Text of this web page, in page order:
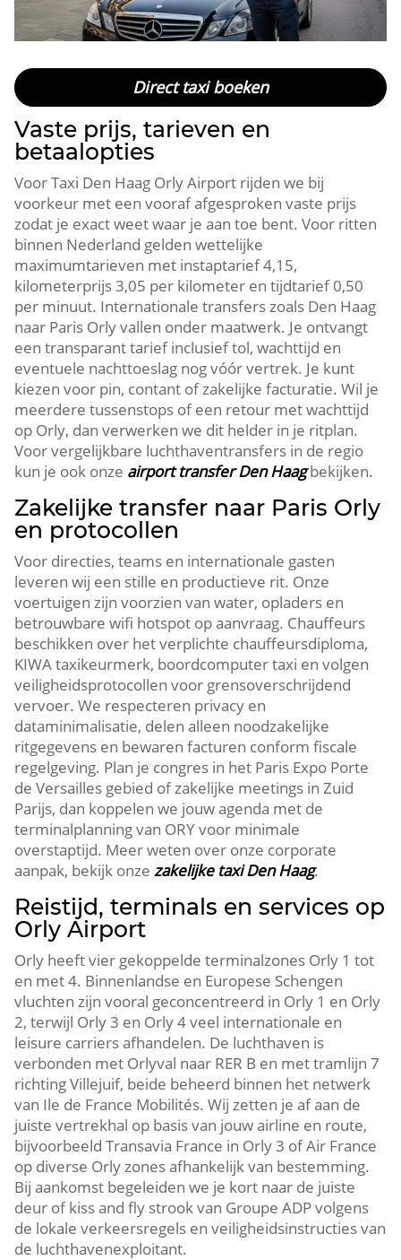
Direct taxi boeken
Vaste prijs, tarieven en
betaalopties
Voor Taxi Den Haag Orly Airport rijden we bij
voorkeur met een vooraf afgesproken vaste prijs
zodat je exact weet waar je aan toe bent. Voor ritten
binnen Nederland gelden wettelijke
maximumtarieven met instaptarief 4,15,
kilometerprijs 3,05 per kilometer en tijdtarief 0,50
per minuut. Internationale transfers zoals Den Haag
naar Paris Orly vallen onder maatwerk. Je ontvangt
een transparant tarief inclusief tol, wachttijd en
eventuele nachttoeslag nog vóór vertrek. Je kunt
kiezen voor pin, contant of zakelijke facturatie. Wil je
meerdere tussenstops of een retour met wachttijd
op Orly, dan verwerken we dit helder in je ritplan.
Voor vergelijkbare luchthaventransfers in de regio
kun je ook onze airport transfer Den Haagbekijken.
Zakelijke transfer naar Paris Orly
en protocollen
Voor directies, teams en internationale gasten
leveren wij een stille en productieve rit. Onze
voertuigen zijn voorzien van water, opladers en
betrouwbare wifi hotspot op aanvraag. Chauffeurs
beschikken over het verplichte chauffeursdiploma,
KIWA taxikeurmerk, boordcomputer taxi en volgen
veiligheidsprotocollen voor grensoverschrijdend
vervoer. We respecteren privacy en
dataminimalisatie, delen alleen noodzakelijke
ritgegevens en bewaren facturen conform fiscale
regelgeving. Plan je congres in het Paris Expo Porte
de Versailles gebied of zakelijke meetings in Zuid
Parijs, dan koppelen we jouw agenda met de
terminalplanning van ORY voor minimale
overstaptijd. Meer weten over onze corporate
aanpak, bekijk onzezakelijke taxi Den Haag.
Reistijd, terminals en services op
Orly Airport
Orly heeft vier gekoppelde terminalzones Orly 1 tot
en met 4. Binnenlandse en Europese Schengen
vluchten zijn vooral geconcentreerd in Orly 1 en Orly
2, terwijl Orly 3 en Orly 4 veel internationale en
leisure carriers afhandelen. De luchthaven is
verbonden met Orlyval naar RER B en met tramlijn 7
richting Villejuif, beide beheerd binnen het netwerk
van Ile de France Mobilités. Wij zetten je af aan de
juiste vertrekhal op basis van jouw airline en route,
bijvoorbeeld Transavia France in Orly 3 of Air France
op diverse Orly zones afhankelijk van bestemming.
Bij aankomst begeleiden we je kort naar de juiste
deur of kiss and fly strook van Groupe ADP volgens
de lokale verkeersregels en veiligheidsinstructies van
de luchthavenexploitant.